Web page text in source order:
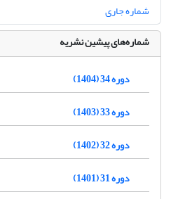
شماره جاری
شماره‌های پیشین نشریه
دوره 34 (1404)
دوره 33 (1403)
دوره 32 (1402)
دوره 31 (1401)